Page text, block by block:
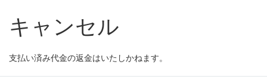
キャンセル
支払い済み代金の返金はいたしかねます。